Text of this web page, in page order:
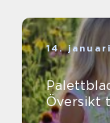
14.
Översikt